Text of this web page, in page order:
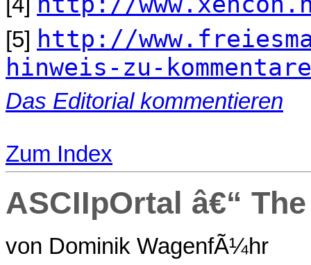
[5] http://
hinweis-zu-
Das Editorial kommentieren
Zum Index
ASCIIpOrtal â€“
von Dominik WagenfÃ¼hr